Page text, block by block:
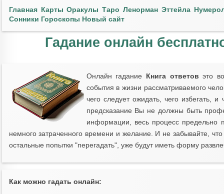
Главная Карты Оракулы Таро Ленорман Эттейла
Сонники Гороскопы Новый сайт
Гадание онлайн
Онлайн гадание Книга ответовэто
события в жизни рассматриваемого
чего следует ожидать, чего избегать,
предсказание Вы не должны быть
информации, весь процесс предельно
немного затраченного времени и желание. И не забывайте,
остальные попытки "перегадать", уже будут иметь форму
Как можно гадать онлайн: